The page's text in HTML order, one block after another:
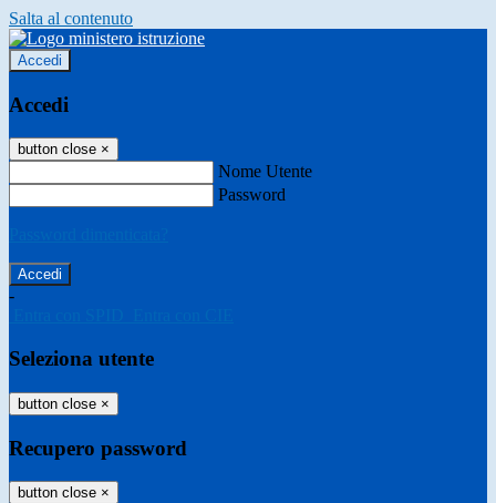
Salta al contenuto
Accedi
Accedi
button close ×
Nome Utente
Password
-
Seleziona utente
button close ×
Recupero password
button close ×